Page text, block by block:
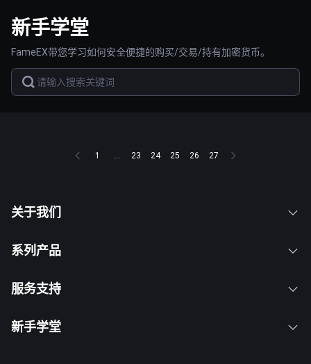
新手学堂
FameEX带您学习如何安全便捷的购买/交易/持有加密货币。
1 ... 23 24 25 26 27
关于我们
系列产品
服务支持
新手学堂